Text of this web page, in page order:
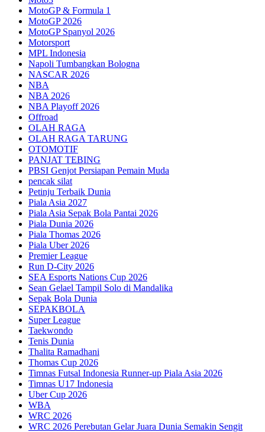
MotoGP & Formula 1
MotoGP 2026
MotoGP Spanyol 2026
Motorsport
MPL Indonesia
Napoli Tumbangkan Bologna
NASCAR 2026
NBA
NBA 2026
NBA Playoff 2026
Offroad
OLAH RAGA
OLAH RAGA TARUNG
OTOMOTIF
PANJAT TEBING
PBSI Genjot Persiapan Pemain Muda
pencak silat
Petinju Terbaik Dunia
Piala Asia 2027
Piala Asia Sepak Bola Pantai 2026
Piala Dunia 2026
Piala Thomas 2026
Piala Uber 2026
Premier League
Run D-City 2026
SEA Esports Nations Cup 2026
Sean Gelael Tampil Solo di Mandalika
Sepak Bola Dunia
SEPAKBOLA
Super League
Taekwondo
Tenis Dunia
Thalita Ramadhani
Thomas Cup 2026
Timnas Futsal Indonesia Runner-up Piala Asia 2026
Timnas U17 Indonesia
Uber Cup 2026
WBA
WRC 2026
WRC 2026 Perebutan Gelar Juara Dunia Semakin Sengit